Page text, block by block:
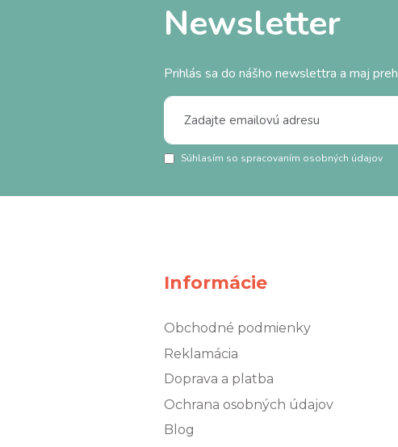
Newsletter
Prihlás sa do nášho newslettra a maj
Súhlasím so spracovaním osobných údajov
Informácie
Obchodné podmienky
Reklamácia
Doprava a platba
Ochrana osobných údajov
Blog